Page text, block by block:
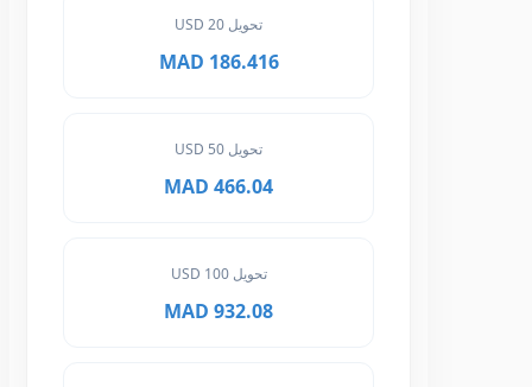
186.416 MAD
466.04 MAD
تحويل 100 USD
932.08 MAD